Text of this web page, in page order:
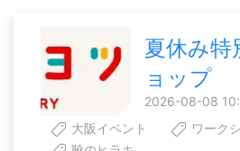
夏休み特
ョップ
2026-08-08
大阪イベント
ワーク